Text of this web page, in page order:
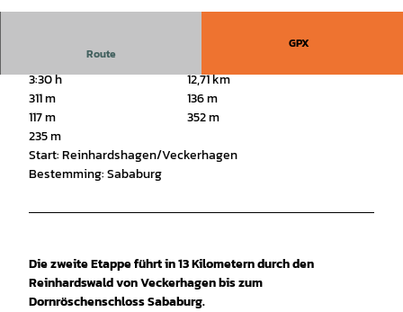
Route
GPX
3:30 h
12,71 km
311 m
136 m
117 m
352 m
235 m
Start: Reinhardshagen/Veckerhagen
Bestemming: Sababurg
Die zweite Etappe führt in 13 Kilometern durch den
Reinhardswald von Veckerhagen bis zum
Dornröschenschloss Sababurg.